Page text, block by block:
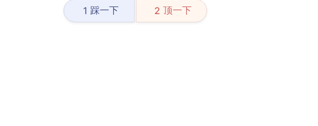
1 踩一下 2 顶一下